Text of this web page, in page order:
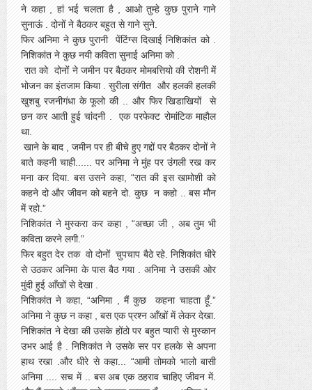
ने कहा , हां भई चलता है , आओ तुम्हे कुछ पुराने गाने
सुनाऊं . दोनों ने बैठकर बहुत से गाने सुने.
फिर अनिमा ने कुछ पुरानी पेंटिंग्स दिखाई निशिकांत को .
निशिकांत ने कुछ नयी कविता सुनाई अनिमा को .
रात को दोनों ने जमीन पर बैठकर मोमबत्तियो की रोशनी में
भोजन का इंतजाम किया . सुरीला संगीत और हलकी हलकी
खुशबु रजनीगंधा के फूलो की .. और फिर खिडाखियों से
छन कर आती हुई चांदनी . एक परफेक्ट रोमांटिक माहौल
था.
खाने के बाद , जमीन पर ही बीचे हुए गद्दों पर बैठकर दोनों ने
बाते कहनी चाही...... पर अनिमा ने मुंह पर उंगली रख कर
मना कर दिया. बस उसने कहा, “रात की इस खामोशी को
कहने दो और जीवन को बहने दो. कुछ न कहो .. बस मौन
में रहो.”
निशिकांत ने मुस्करा कर कहा , “अच्छा जी , अब तुम भी
कविता करने लगी.”
फिर बहुत देर तक वो दोनों चुपचाप बैठे रहे. निशिकांत धीरे
से उठकर अनिमा के पास बैठ गया . अनिमा ने उसकी ओर
मुंदी हुई आँखों से देखा .
निशिकांत ने कहा, “अनिमा , मैं कुछ कहना चाहता हूँ.”
अनिमा ने कुछ न कहा , बस एक प्रश्न आँखों में लेकर देखा.
निशिकांत ने देखा की उसके होंठो पर बहुत प्यारी से मुस्कान
उभर आई है . निशिकांत ने उसके सर पर हलके से अपना
हाथ रखा .और धीरे से कहा... “आमी तोमको भालो बासी
अनिमा .... सच में .. बस अब एक ठहराव चाहिए जीवन में.